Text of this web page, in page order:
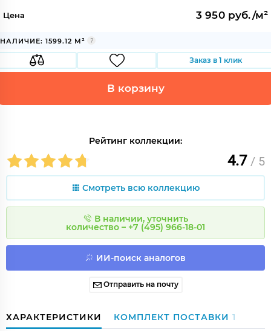
Цена 3 950 руб./м²
НАЛИЧИЕ: 1599.12 М²
Заказ в 1 клик
В корзину
Рейтинг коллекции:
4.7 / 5
Смотреть всю коллекцию
В наличии, уточнить
количество – +7 (495) 966-18-01
ИИ-поиск аналогов
Отправить на почту
ХАРАКТЕРИСТИКИ КОМПЛЕКТ ПОСТАВКИ 1